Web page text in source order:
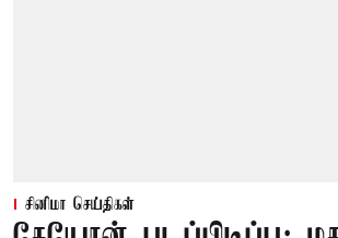
சினிமா செய்திகள்